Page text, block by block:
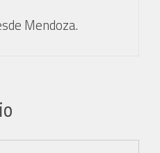
Mendoza.